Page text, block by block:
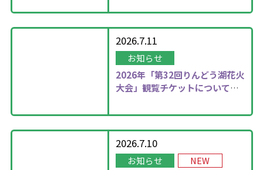
2026.7.11
お知らせ
2026年 「第32回りんどう湖花火
大会」観覧チケットについて更
2026.7.10
お知らせ NEW